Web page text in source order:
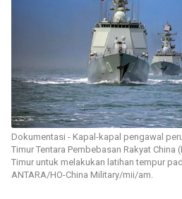
Dokumentasi - Kapal-kapal pengawal
Timur Tentara Pembebasan Rakyat China
Timur untuk melakukan latihan tempur
ANTARA/HO-China Military/mii/am.